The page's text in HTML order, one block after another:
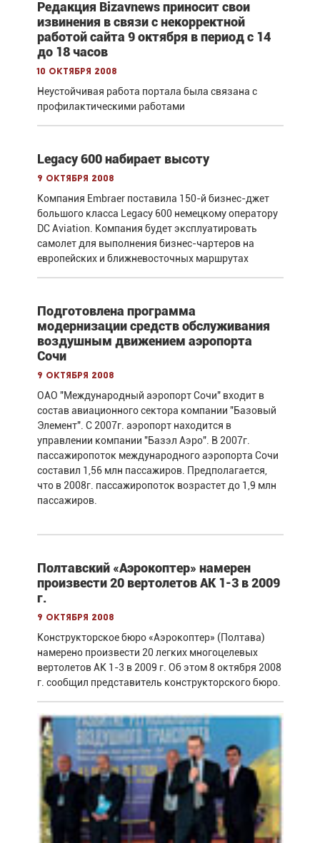
Редакция Bizavnews приносит свои
извинения в связи с некорректной
работой сайта 9 октября в период с 14
до 18 часов
10 октября 2008
Неустойчивая работа портала была связана с
профилактическими работами
Legacy 600 набирает высоту
9 октября 2008
Компания Embraer поставила 150-й бизнес-джет
большого класса Legacy 600 немецкому оператору
DC Aviation. Компания будет эксплуатировать
самолет для выполнения бизнес-чартеров на
европейских и ближневосточных маршрутах
Подготовлена программа
модернизации средств обслуживания
воздушным движением аэропорта
Сочи
9 октября 2008
ОАО "Международный аэропорт Сочи" входит в
состав авиационного сектора компании "Базовый
Элемент". С 2007г. аэропорт находится в
управлении компании "Базэл Аэро". В 2007г.
пассажиропоток международного аэропорта Сочи
составил 1,56 млн пассажиров. Предполагается,
что в 2008г. пассажиропоток возрастет до 1,9 млн
пассажиров.
Полтавский «Аэрокоптер» намерен
произвести 20 вертолетов АК 1-3 в 2009
г.
9 октября 2008
Конструкторское бюро «Аэрокоптер» (Полтава)
намерено произвести 20 легких многоцелевых
вертолетов АК 1-3 в 2009 г. Об этом 8 октября 2008
г. сообщил представитель конструкторского бюро.